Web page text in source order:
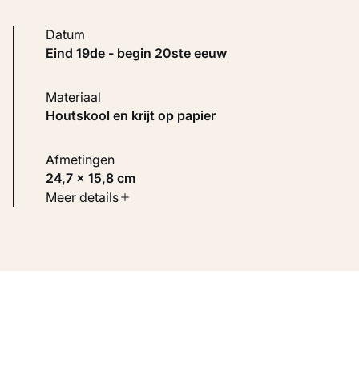
Datum
eind 19de - begin 20ste eeuw
Materiaal
Houtskool en krijt op papier
Afmetingen
24,7 × 15,8 cm
Soort werk
Meer details